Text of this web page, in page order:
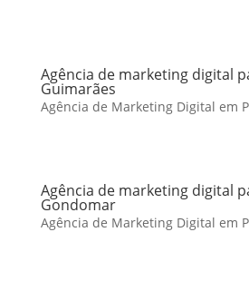
Agência de marketing digital
Guimarães
Agência de Marketing Digital em
Agência de marketing digital
Gondomar
Agência de Marketing Digital em